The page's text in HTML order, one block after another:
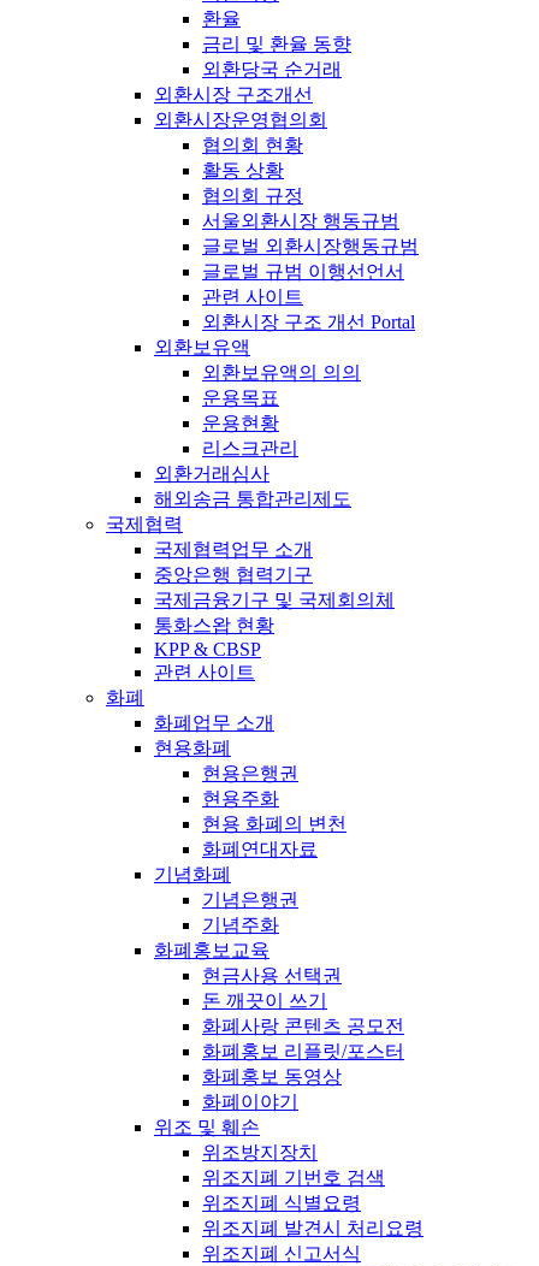
환율
금리 및 환율 동향
외환당국 순거래
외환시장 구조개선
외환시장운영협의회
협의회 현황
활동 상황
협의회 규정
서울외환시장 행동규범
글로벌 외환시장행동규범
글로벌 규범 이행선언서
관련 사이트
외환시장 구조 개선 Portal
외환보유액
외환보유액의 의의
운용목표
운용현황
리스크관리
외환거래심사
해외송금 통합관리제도
국제협력
국제협력업무 소개
중앙은행 협력기구
국제금융기구 및 국제회의체
통화스왑 현황
KPP & CBSP
관련 사이트
화폐
화폐업무 소개
현용화폐
현용은행권
현용주화
현용 화폐의 변천
화폐연대자료
기념화폐
기념은행권
기념주화
화폐홍보교육
현금사용 선택권
돈 깨끗이 쓰기
화폐사랑 콘텐츠 공모전
화폐홍보 리플릿/포스터
화폐홍보 동영상
화폐이야기
위조 및 훼손
위조방지장치
위조지폐 기번호 검색
위조지폐 식별요령
위조지폐 발견시 처리요령
위조지폐 신고서식